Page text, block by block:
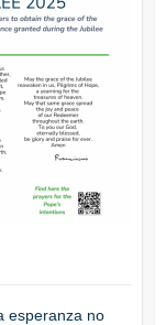
esperanza no